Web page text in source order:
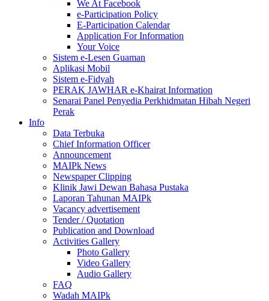
We At Facebook
e-Participation Policy
E-Participation Calendar
Application For Information
Your Voice
Sistem e-Lesen Guaman
Aplikasi Mobil
Sistem e-Fidyah
PERAK JAWHAR e-Khairat Information
Senarai Panel Penyedia Perkhidmatan Hibah Negeri
Perak
Info
Data Terbuka
Chief Information Officer
Announcement
MAIPk News
Newspaper Clipping
Klinik Jawi Dewan Bahasa Pustaka
Laporan Tahunan MAIPk
Vacancy advertisement
Tender / Quotation
Publication and Download
Activities Gallery
Photo Gallery
Video Gallery
Audio Gallery
FAQ
Wadah MAIPk